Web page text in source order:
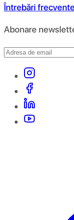
Întrebări frecvente
Abonare